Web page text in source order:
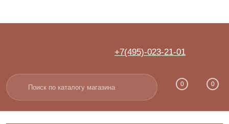
Вход Регистрация
+7(495)-023-21-01
0 0